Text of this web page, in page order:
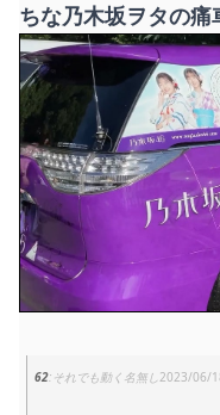
ちな乃木坂ヲタの痛
62 それでも動く名無し2023/06/